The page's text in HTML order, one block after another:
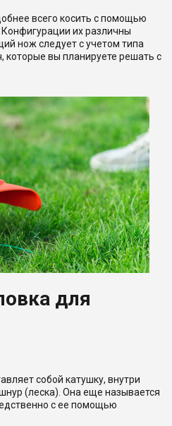
всего косить с помощью
их различны
нож следует с учетом типа
которые вы планируете решать с
для
собой катушку, внутри
(леска). Она еще называется
с ее помощью